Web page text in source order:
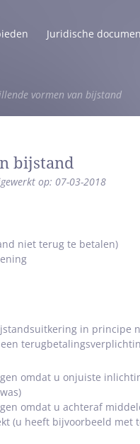
Juridische
vormen van bijstand
bijstand
op: 07-03-2018
niet terug te betalen)
in principe
omdat u onjuiste
omdat u achteraf
(u heeft bijvoorbeeld met